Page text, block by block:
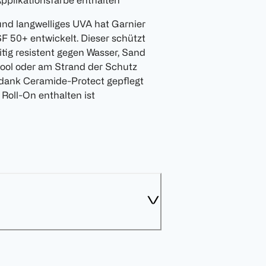
langwelliges UVA hat Garnier
50+ entwickelt. Dieser schützt
resistent gegen Wasser, Sand
oder am Strand der Schutz
Ceramide-Protect gepflegt
On enthalten ist